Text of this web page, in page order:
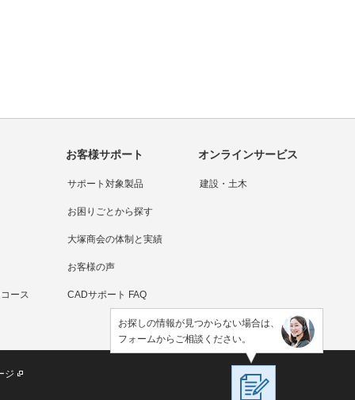
お探しの情報が見つからない場合は、
フォームからご相談ください。
ース
お客様サポート
サポート対象製品
お困りごとから探す
大塚商会の体制と実績
お客様の声
CADサポート FAQ
オンラインサービス
建設・土木
ジ